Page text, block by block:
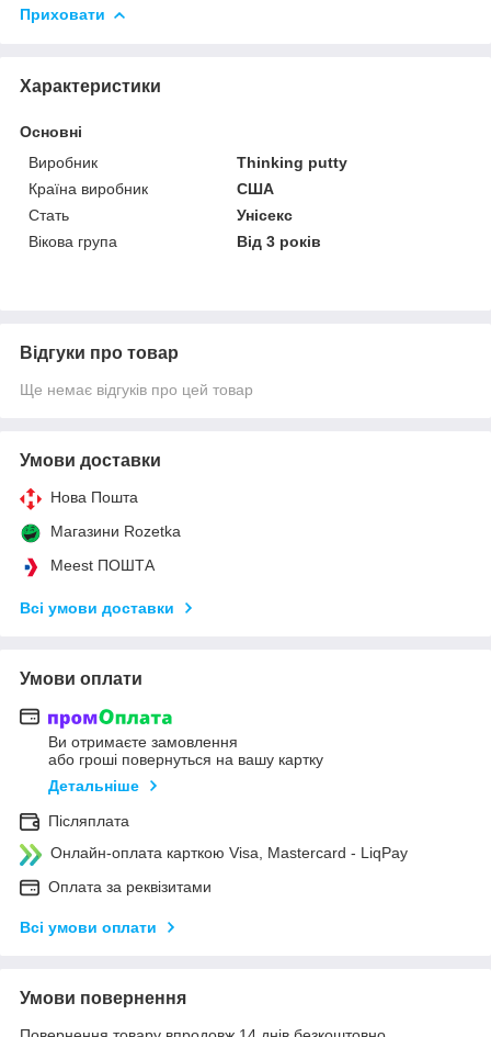
Приховати
Характеристики
Основні
Виробник
Thinking putty
Країна виробник
США
Стать
Унісекс
Вікова група
Від 3 років
Відгуки про товар
Ще немає відгуків про цей товар
Умови доставки
Нова Пошта
Магазини Rozetka
Meest ПОШТА
Всі умови доставки
Умови оплати
Ви отримаєте замовлення
або гроші повернуться на вашу картку
Детальніше
Післяплата
Онлайн-оплата карткою Visa, Mastercard - LiqPay
Оплата за реквізитами
Всі умови оплати
Умови повернення